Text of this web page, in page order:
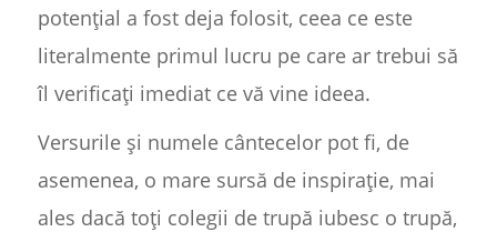
potențial a fost deja folosit, ceea ce este
literalmente primul lucru pe care ar trebui să
îl verificați imediat ce vă vine ideea.
Versurile și numele cântecelor pot fi, de
asemenea, o mare sursă de inspirație, mai
ales dacă toți colegii de trupă iubesc o trupă,